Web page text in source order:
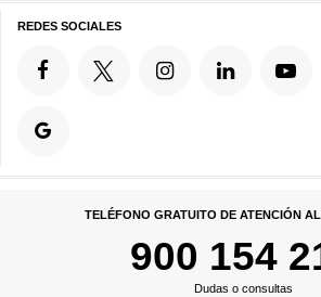
REDES SOCIALES
TELÉFONO GRATUITO DE ATENCIÓN
900 154
Dudas o consultas